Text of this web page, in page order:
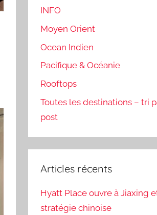
INFO
Moyen Orient
Ocean Indien
Pacifique & Océanie
Rooftops
Toutes les destinations – tri
post
Articles récents
Hyatt Place ouvre à Jiaxing
stratégie chinoise